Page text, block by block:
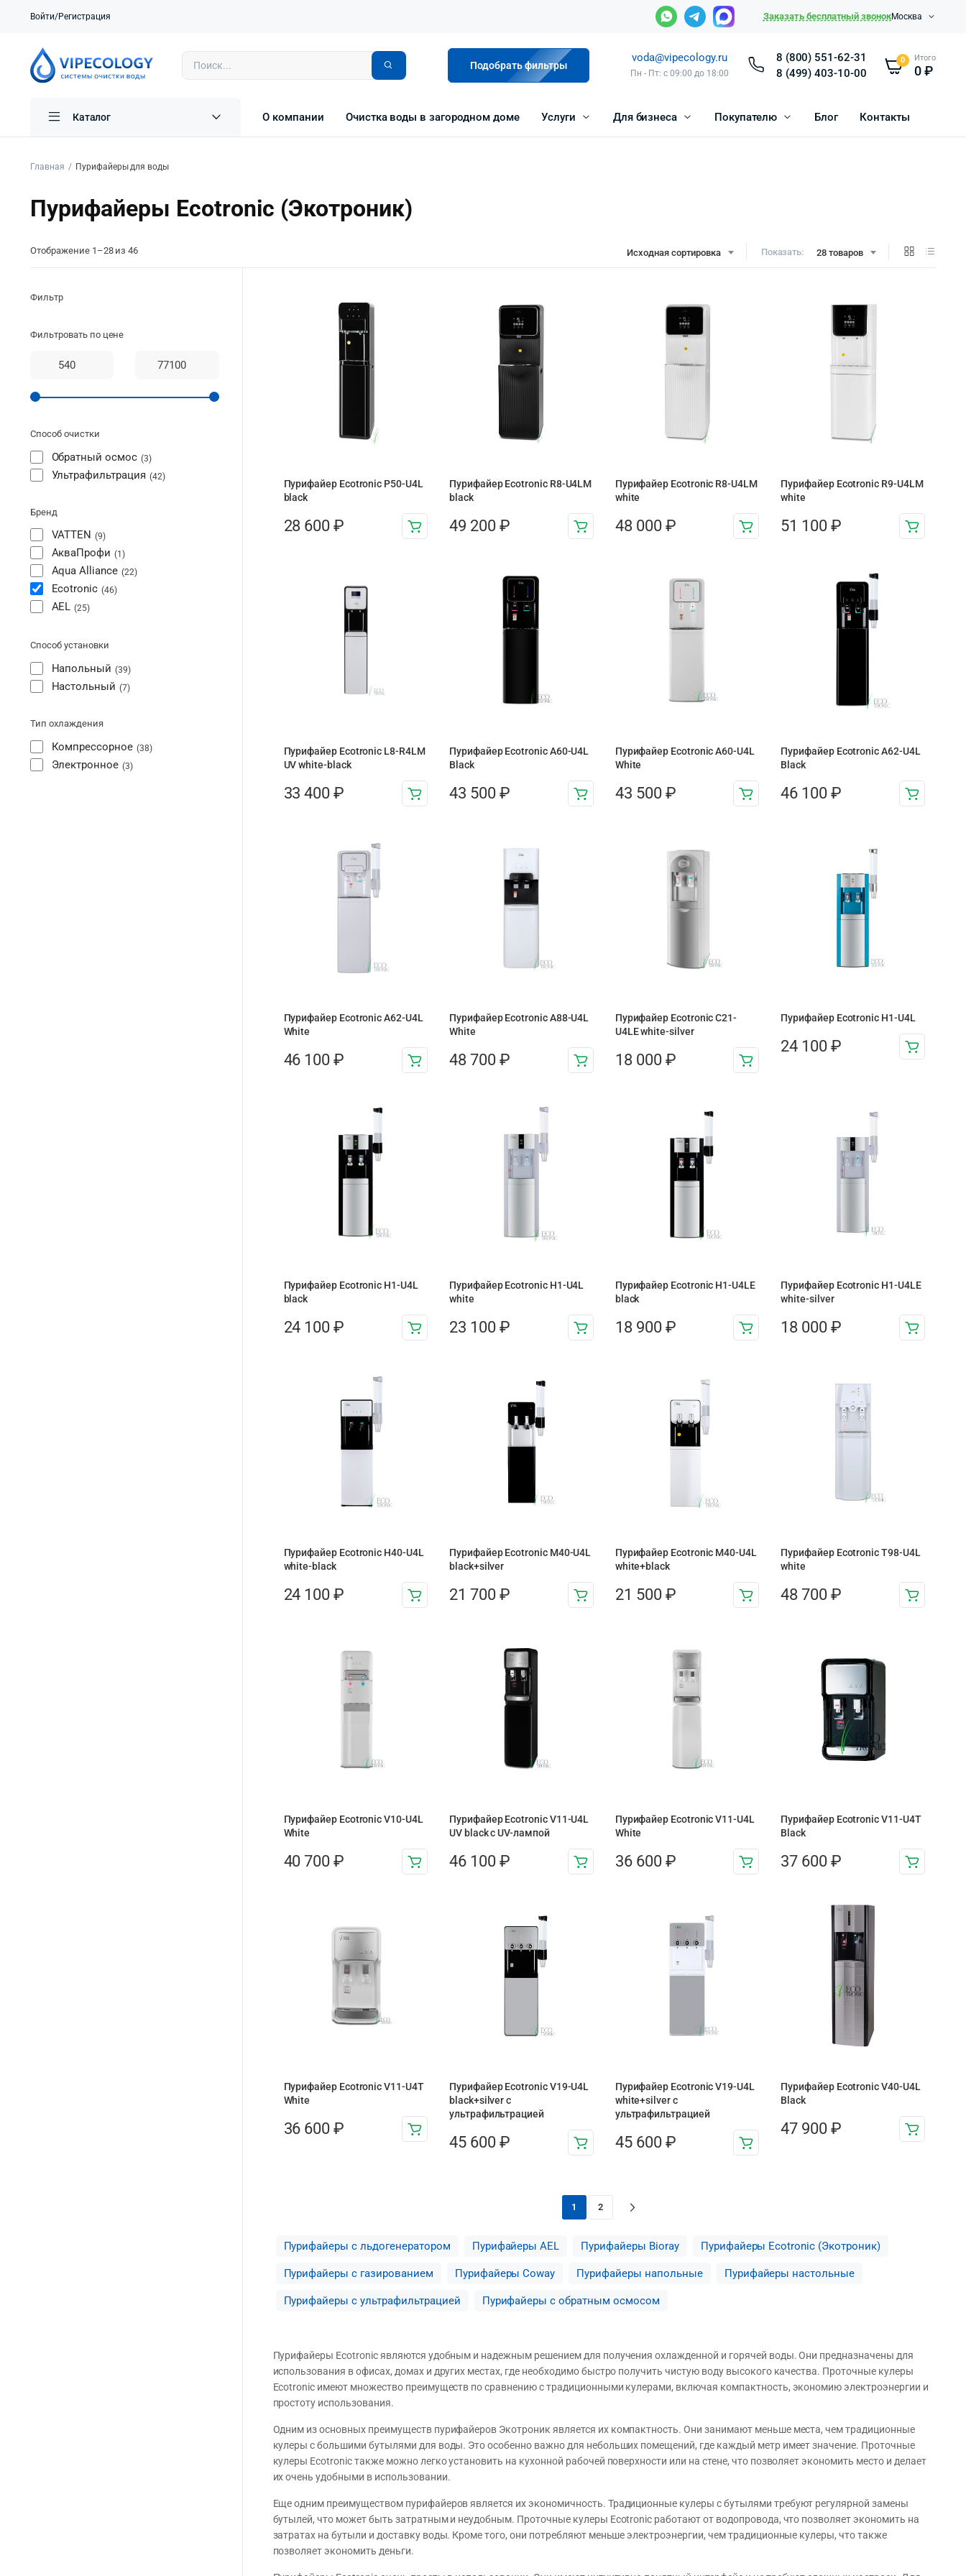
Войти/Регистрация Заказать бесплатный звонокМосква
Подобрать фильтры
voda@vipecology.ru
Пн - Пт: с 09:00 до 18:00
8 (800) 551-62-31
8 (499) 403-10-00
0 Итого
0₽
Каталог О компании Очистка воды в загородном доме Услуги Для бизнеса Покупателю Блог Контакты
Главная Пурифайеры для воды
Пурифайеры Ecotronic (Экотроник)
Исходная сортировка Показать: 28 товаров
Отображение 1–28 из 46
Пурифайер Ecotronic P50-U4L
black
28 600₽
Пурифайер Ecotronic R8-U4LM
black
49 200 ₽
Пурифайер Ecotronic R8-U4LM
white
48 000 ₽
Пурифайер Ecotronic R9-U4LM
white
51 100₽
Пурифайер Ecotronic L8-R4LM
UV white-black
33 400₽
Пурифайер Ecotronic A60-U4L
Black
43 500 ₽
Пурифайер Ecotronic A60-U4L
White
43 500 ₽
Пурифайер Ecotronic A62-U4L
Black
46 100₽
Пурифайер Ecotronic A62-U4L
White
46 100₽
Пурифайер Ecotronic A88-U4L
White
48 700 ₽
Пурифайер Ecotronic C21-
U4LE white-silver
18 000 ₽
Пурифайер Ecotronic H1-U4L
24 100₽
Пурифайер Ecotronic H1-U4L
black
24 100₽
Пурифайер Ecotronic H1-U4L
white
23 100 ₽
Пурифайер Ecotronic H1-U4LE
black
18 900 ₽
Пурифайер Ecotronic H1-U4LE
white-silver
18 000₽
Пурифайер Ecotronic H40-U4L
white-black
24 100₽
Пурифайер Ecotronic M40-U4L
black+silver
21 700 ₽
Пурифайер Ecotronic M40-U4L
white+black
21 500 ₽
Пурифайер Ecotronic T98-U4L
white
48 700₽
Пурифайер Ecotronic V10-U4L
White
40 700₽
Пурифайер Ecotronic V11-U4L
UV black с UV-лампой
46 100 ₽
Пурифайер Ecotronic V11-U4L
White
36 600 ₽
Пурифайер Ecotronic V11-U4T
Black
37 600₽
Пурифайер Ecotronic V11-U4T
White
36 600₽
Пурифайер Ecotronic V19-U4L
black+silver с
ультрафильтрацией
45 600 ₽
Пурифайер Ecotronic V19-U4L
white+silver с
ультрафильтрацией
45 600 ₽
Пурифайер Ecotronic V40-U4L
Black
47 900₽
1 2
Пурифайеры с льдогенератором Пурифайеры AEL Пурифайеры Bioray Пурифайеры Ecotronic (Экотроник)
Пурифайеры с газированием Пурифайеры Coway Пурифайеры напольные Пурифайеры настольные
Пурифайеры с ультрафильтрацией Пурифайеры с обратным осмосом
Пурифайеры Ecotronic являются удобным и надежным решением для получения охлажденной и горячей воды. Они предназначены для
использования в офисах, домах и других местах, где необходимо быстро получить чистую воду высокого качества. Проточные кулеры
Ecotronic имеют множество преимуществ по сравнению с традиционными кулерами, включая компактность, экономию электроэнергии и
простоту использования.
Одним из основных преимуществ пурифайеров Экотроник является их компактность. Они занимают меньше места, чем традиционные
кулеры с большими бутылями для воды. Это особенно важно для небольших помещений, где каждый метр имеет значение. Проточные
кулеры Ecotronic также можно легко установить на кухонной рабочей поверхности или на стене, что позволяет экономить место и делает
их очень удобными в использовании.
Еще одним преимуществом пурифайеров является их экономичность. Традиционные кулеры с бутылями требуют регулярной замены
бутылей, что может быть затратным и неудобным. Проточные кулеры Ecotronic работают от водопровода, что позволяет экономить на
затратах на бутыли и доставку воды. Кроме того, они потребляют меньше электроэнергии, чем традиционные кулеры, что также
позволяет экономить деньги.
Фильтр
Фильтровать по цене
Способ очистки
Обратный осмос 3
Ультрафильтрация 42
Бренд
VATTEN 9
АкваПрофи 1
Aqua Alliance 22
Ecotronic 46
AEL 25
Способ установки
Напольный 39
Настольный 7
Тип охлаждения
Компрессорное 38
Электронное 3